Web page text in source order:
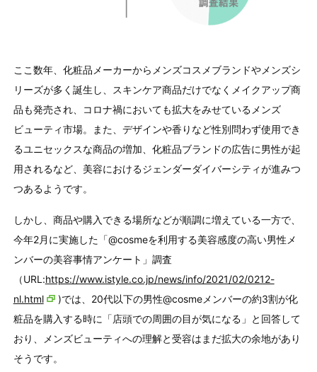
ここ数年、化粧品メーカーからメンズコスメブランドやメンズシ
リーズが多く誕生し、スキンケア商品だけでなくメイクアップ商
品も発売され、コロナ禍においても拡大をみせているメンズ
ビューティ市場。また、デザインや香りなど性別問わず使用でき
るユニセックスな商品の増加、化粧品ブランドの広告に男性が起
用されるなど、美容におけるジェンダーダイバーシティが進みつ
つあるようです。
しかし、商品や購入できる場所などが順調に増えている一方で、
今年2月に実施した「@cosmeを利用する美容感度の高い男性メ
ンバーの美容事情アンケート」調査
（URL:https://www.istyle.co.jp/news/info/2021/02/0212-
nl.html
)では、20代以下の男性@cosmeメンバーの約3割が化
粧品を購入する時に「店頭での周囲の目が気になる」と回答して
おり、メンズビューティへの理解と受容はまだ拡大の余地があり
そうです。